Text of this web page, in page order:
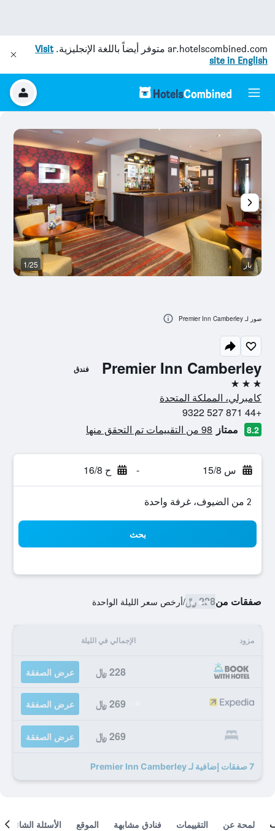
ar.hotelscombined.com متوفر أيضاً باللغة الإنجليزية.Visit
site in English
Premier Inn Camberley فندق
3 نجوم
كامبرلي، المملكة المتحدة
+44 871 527 9322
8.2 ممتاز 98 من التقييمات تم التحقق منها
س 15/8 - ح 16/8
2 من الضيوف، غرفة واحدة
بحث
صفقات من228 ﷼ /أرخص سعر الليلة الواحدة
مزود الإجمالي في الليلة
228 ﷼ عرض الصفقة
269 ﷼ عرض الصفقة
269 ﷼ عرض الصفقة
7 صفقات إضافية لـ Premier Inn Camberley
بار 1/25
صور لـ Premier Inn Camberley
لمحة عن التقييمات فنادق مشابهة الموقع الأسئلة الشائعة